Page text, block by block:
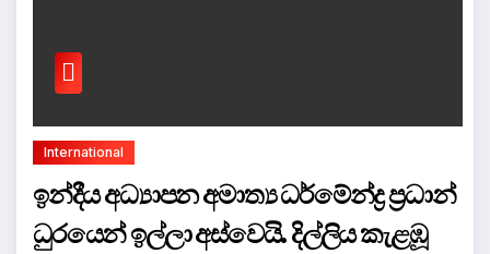
International
ඉන්දීය අධ්‍යාපන අමාත්‍ය ධර්මේන්ද්‍ර ප්‍රධාන්
ධුරයෙන් ඉල්ලා අස්වෙයි. දිල්ලිය කැළඹූ